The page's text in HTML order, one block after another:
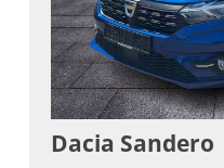
Dacia Sandero